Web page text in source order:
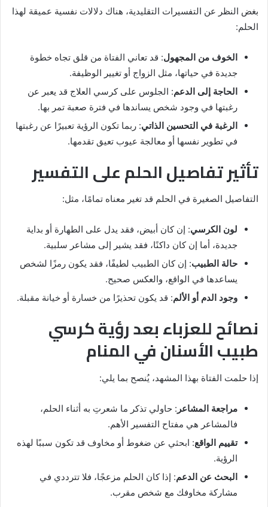
بغض النظر عن التفسيرات التقليدية، هناك دلالات نفسية عميقة لهذا
الحلم:
الخوف من المجهول: قد تعاني الفتاة من قلق تجاه خطوة
جديدة في حياتها، مثل الزواج أو تغيير الوظيفة.
الحاجة إلى الدعم: الجلوس على كرسي العلاج قد يعبر عن
رغبتها في وجود شخص يساندها في فترة صعبة تمر بها.
الرغبة في التحسين الذاتي: ربما تكون الرؤية تعبيرًا عن رغبتها
في تطوير نفسها أو معالجة عيوب تعيق تقدمها.
تأثير تفاصيل الحلم على التفسير
التفاصيل الصغيرة في الحلم قد تغير معناه تمامًا، مثل:
لون الكرسي: إن كان أبيض، فقد يدل على الطهارة أو بداية
جديدة، أما إن كان داكنًا، فقد يشير إلى مشاعر سلبية.
حالة الطبيب: إن كان الطبيب لطيفًا، فقد يكون رمزًا لشخص
يساعدها في الواقع، والعكس صحيح.
وجود الدم أو الألم: قد يكون تحذيرًا من خسارة أو خيانة مقبلة.
نصائح للعزباء بعد رؤية كرسي
طبيب الأسنان في المنام
إذا حلمت الفتاة بهذا المشهد، يُنصح بما يلي:
مراجعة المشاعر : حاولي تذكر ما شعرتِ به أثناء الحلم،
فالمشاعر هي مفتاح التفسير الأهم.
تقييم الواقع: ابحثي عن ضغوط أو مخاوف قد تكون سببًا لهذه
الرؤية.
البحث عن الدعم: إذا كان الحلم مزعجًا، فلا تترددي في
مشاركة مخاوفك مع شخص مقرب.